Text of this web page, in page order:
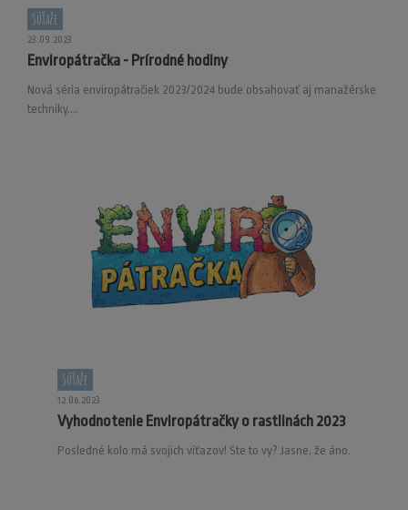
Súťaže
23.09.2023
Enviropátračka - Prírodné hodiny
Nová séria enviropátračiek 2023/2024 bude obsahovať aj manažérske
techniky....
Súťaže
12.06.2023
Vyhodnotenie Enviropátračky o rastlinách 2023
Posledné kolo má svojich víťazov! Ste to vy? Jasne, že áno.